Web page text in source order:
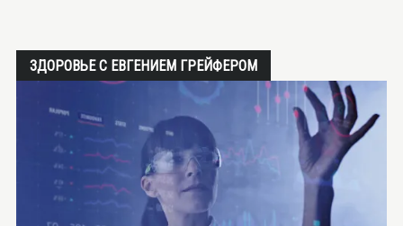
ЗДОРОВЬЕ С ЕВГЕНИЕМ ГРЕЙФЕРОМ